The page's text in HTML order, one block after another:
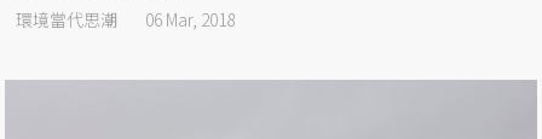
環境當代思潮 06 Mar, 2018